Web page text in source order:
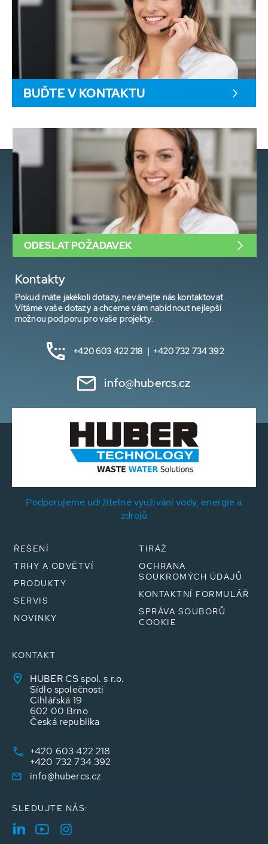
BUĎTE V KONTAKTU
Kontakty
Pokud máte jakékoli dotazy, neváhejte nás kontaktovat.
Vítáme vaše dotazy a chceme vám nabídnout nejlepší
možnou podporu pro vaše projekty.
+420 603 422 218 | +420 732 734 392
info@hubercs.cz
ODESLAT POŽADAVEK
Podporujeme udržitelné využívání vody, energie a
zdrojů
ŘEŠENÍ
TRHY A ODVĚTVÍ
PRODUKTY
SERVIS
NOVINKY
TIRÁŽ
OCHRANA
SOUKROMÝCH ÚDAJŮ
KONTAKTNÍ FORMULÁŘ
SPRÁVA SOUBORŮ
COOKIE
KONTAKT
HUBER CS spol. s r.o.
Sídlo společnosti
Cihlářská 19
602 00 Brno
Česká republika
+420 603 422 218
+420 732 734 392
info@hubercs.cz
SLEDUJTE NÁS: